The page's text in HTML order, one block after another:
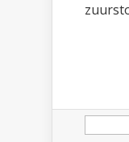
Zoeken